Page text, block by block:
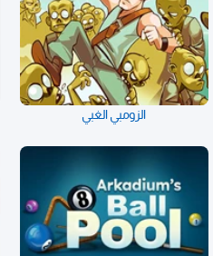
الزومبي الغبي